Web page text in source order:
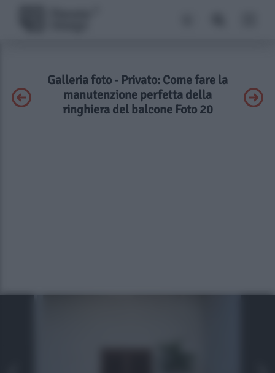
Galleria foto - Privato: Come fare la
manutenzione perfetta della
ringhiera del balcone Foto 20